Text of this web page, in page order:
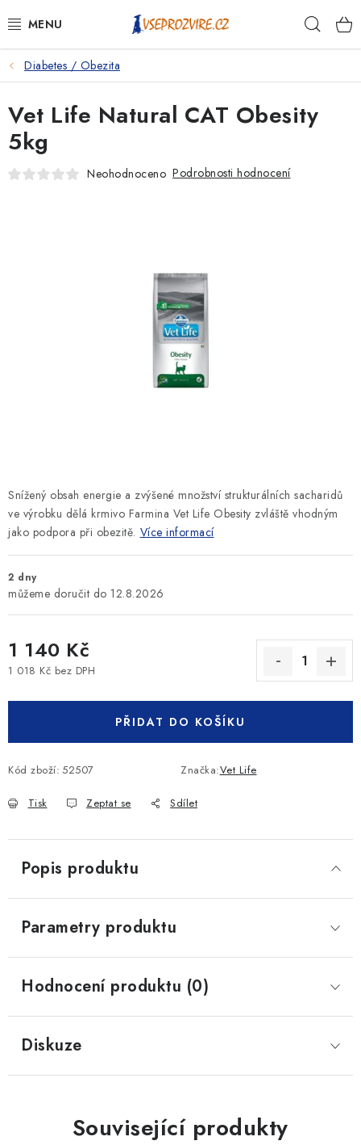
na
PSI
KOČKY
KONĚ
KRÁLÍCI/HLODAVCI/PTÁCI
Diabetes / Obezita
Snížený obsah energie a zvýšené množství strukturálních sacharidů
ve výrobku dělá krmivo Farmina Vet Life Obesity zvláště vhodným
jako podpora při obezitě. Více informací
2 dny
12.8.2026
1 140 Kč
1 018 Kč bez DPH
PŘIDAT DO KOŠÍKU
Kód zboží: 52507 Značka:Vet Life
Tisk Zeptat se Sdílet
Vet Life Natural CAT Obesity
5kg
Neohodnoceno Podrobnosti hodnocení
Popis produktu
Parametry produktu
Hodnocení produktu (0)
Diskuze
Související produkty